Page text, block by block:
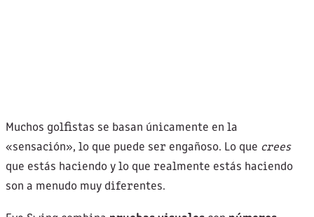
Muchos golfistas se basan únicamente en la
«sensación», lo que puede ser engañoso. Lo que crees
que estás haciendo y lo que realmente estás haciendo
son a menudo muy diferentes.